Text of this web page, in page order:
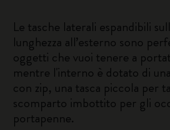
Le tasche laterali espandibili
lunghezza all’esterno sono
oggetti che vuoi tenere a
mentre l'interno è dotato di
con zip, una tasca piccola per
scomparto imbottito per gli
portapenne.